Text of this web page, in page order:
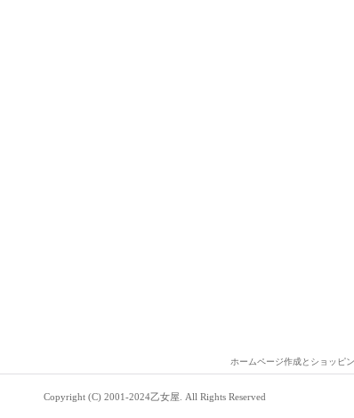
ホームページ作成とショッピ
Copyright (C) 2001-2024乙女屋. All Rights Reserved